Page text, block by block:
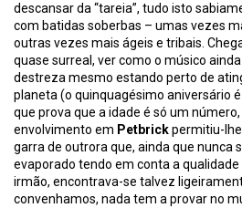
descansar da “tareia”, tudo isto
com batidas soberbas – umas vezes
outras vezes mais ágeis e tribais.
quase surreal, ver como o músico
destreza mesmo estando perto de
planeta (o quinquagésimo aniversário
que prova que a idade é só um
envolvimento em Petbrickpermitiu-
garra de outrora que, ainda que nunca
evaporado tendo em conta a
irmão, encontrava-se talvez
convenhamos, nada tem a provar no